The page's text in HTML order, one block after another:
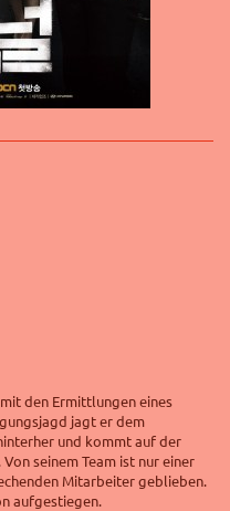
den Ermittlungen eines
jagt er dem
und kommt auf der
seinem Team ist nur einer
Mitarbeiter geblieben.
aufgestiegen.